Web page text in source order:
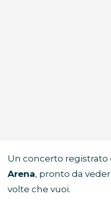
Un concerto registrato
Arena, pronto da
volte che vuoi.